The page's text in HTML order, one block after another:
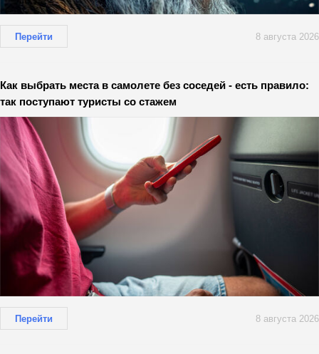
Перейти 8 августа 2026
Как выбрать места в самолете без соседей - есть правило:
так поступают туристы со стажем
Перейти 8 августа 2026